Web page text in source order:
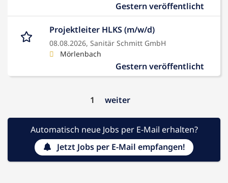
Gestern veröffentlicht
Projektleiter HLKS (m/w/d)
08.08.2026, Sanitär Schmitt GmbH
Mörlenbach
Gestern veröffentlicht
1 weiter
Automatisch neue Jobs per E-Mail erhalten?
Jetzt Jobs per E-Mail empfangen!